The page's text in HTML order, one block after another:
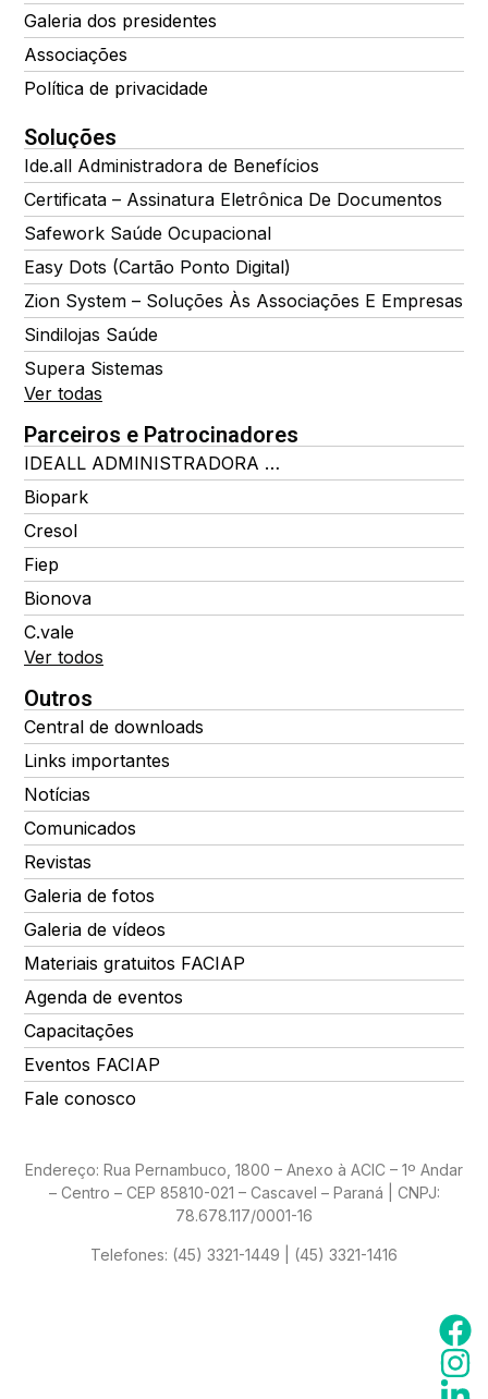
Galeria dos presidentes
Associações
Política de privacidade
Soluções
Ide.all Administradora de Benefícios
Certificata – Assinatura Eletrônica De Documentos
Safework Saúde Ocupacional
Easy Dots (Cartão Ponto Digital)
Zion System – Soluções Às Associações E Empresas
Sindilojas Saúde
Supera Sistemas
Ver todas
Parceiros e Patrocinadores
IDEALL ADMINISTRADORA DE BENEFÍCIOS
Biopark
Cresol
Fiep
Bionova
C.vale
Ver todos
Outros
Central de downloads
Links importantes
Notícias
Comunicados
Revistas
Galeria de fotos
Galeria de vídeos
Materiais gratuitos FACIAP
Agenda de eventos
Capacitações
Eventos FACIAP
Fale conosco
Endereço: Rua Pernambuco, 1800 – Anexo à ACIC – 1º Andar
– Centro – CEP 85810-021 – Cascavel – Paraná | CNPJ:
78.678.117/0001-16
Telefones: (45) 3321-1449 | (45) 3321-1416